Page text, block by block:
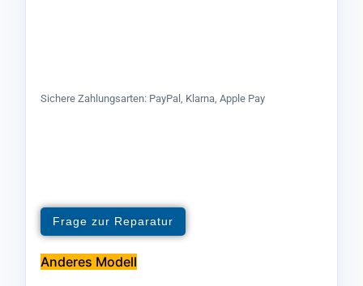
Sichere Zahlungsarten: PayPal, Klarna, Apple Pay
Frage zur Reparatur
Anderes Modell